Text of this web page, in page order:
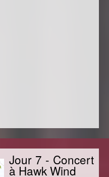
Jour 7 - Concert
à Hawk Wind